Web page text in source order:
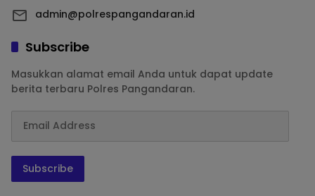
admin@polrespangandaran.id
Subscribe
Masukkan alamat email Anda untuk dapat update
berita terbaru Polres Pangandaran.
Subscribe